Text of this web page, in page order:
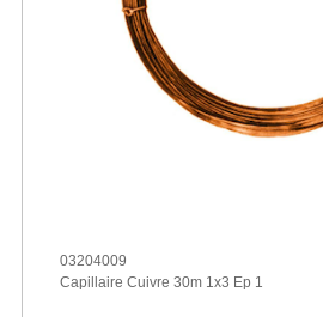
03204009
Capillaire Cuivre 30m 1x3 Ep 1